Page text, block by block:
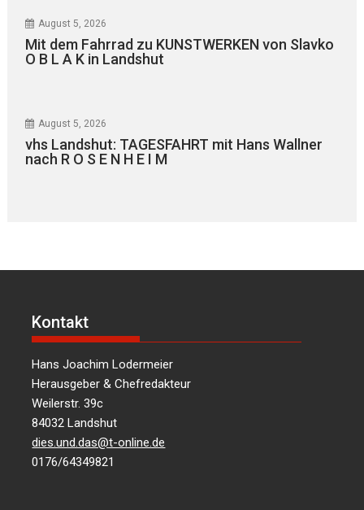
August 5, 2026
Mit dem Fahrrad zu KUNSTWERKEN von Slavko
O B L A K in Landshut
August 5, 2026
vhs Landshut: TAGESFAHRT mit Hans Wallner
nach R O S E N H E I M
Kontakt
Hans Joachim Lodermeier
Herausgeber & Chefredakteur
Weilerstr. 39c
84032 Landshut
dies.und.das@t-online.de
0176/64349821